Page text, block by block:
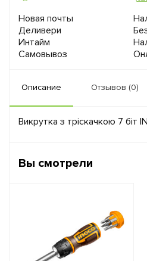
Новая почты
Деливери
Интайм
Самовывоз
Описание Отзывов (0)
Викрутка з тріскачкою 7 біт
Вы смотрели